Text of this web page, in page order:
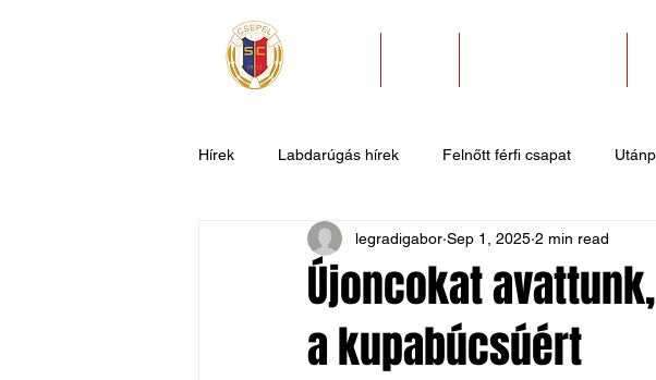
Hírek Labdarúgás hírek Felnőtt férfi csapat
U9 U7 Evezős hírek Sportlövő
Csepel SC II Általános hírek
Újoncokat
a kupabúcsúért
legradigabor Sep 1, 2025 2 min read